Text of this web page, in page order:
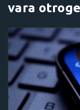
vara